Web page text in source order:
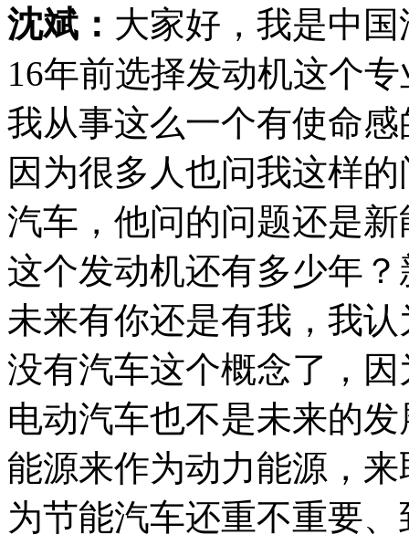
沈斌： 大家好，我是中
16年前选择发动机这个
我从事这么一个有使命
因为很多人也问我这样
汽车，他问的问题还是
这个发动机还有多少年
未来有你还是有我，我
没有汽车这个概念了，
电动汽车也不是未来的
能源来作为动力能源，
为节能汽车还重不重要